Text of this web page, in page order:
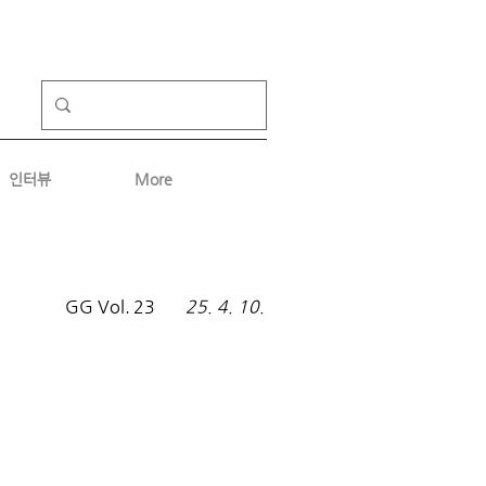
인터뷰 More
23
GG Vol. 25. 4. 10.